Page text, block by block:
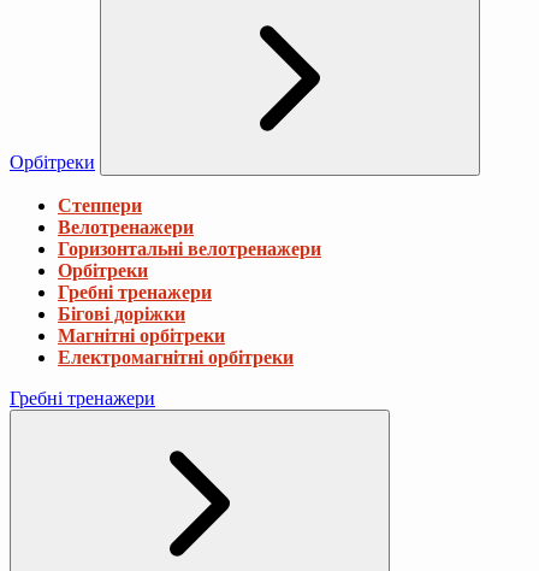
Орбітреки
Степпери
Велотренажери
Горизонтальні велотренажери
Орбітреки
Гребні тренажери
Бігові доріжки
Магнітні орбітреки
Електромагнітні орбітреки
Гребні тренажери